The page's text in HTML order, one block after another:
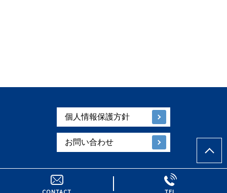
個人情報保護方針
お問い合わせ
© 碑総合法律事務所｜東京都港区の弁護士